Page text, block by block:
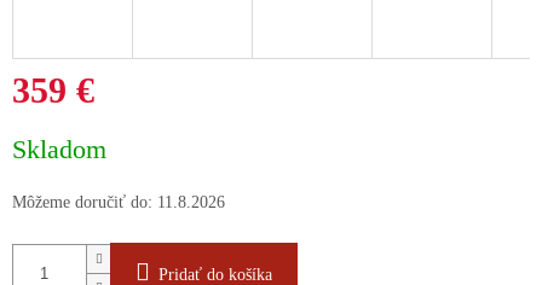
359 €
cena:
Skladom
Môžeme doručiť do: 11.8.2026
Pridať do košíka